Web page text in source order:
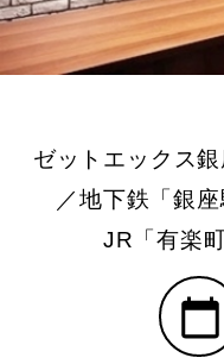
ゼットエックス
／地下鉄「銀
JR「有楽